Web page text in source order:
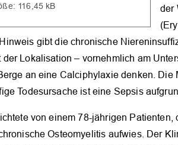
116,45 kB
der
gibt die chronische
der Lokalisation – vornehmlich am
an eine Calciphylaxie denken.
Todesursache ist eine Sepsis
von einem 78-jährigen
Osteomyelitis aufwies. Der